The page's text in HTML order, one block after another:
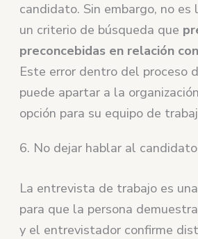
candidato. Sin embargo, no es
un criterio de búsqueda que
preconcebidas en relación
Este error dentro del proceso
puede apartar a la
opción para su equipo de
6. No dejar hablar al candidato
La entrevista de trabajo es
para que la persona
y el entrevistador confirme